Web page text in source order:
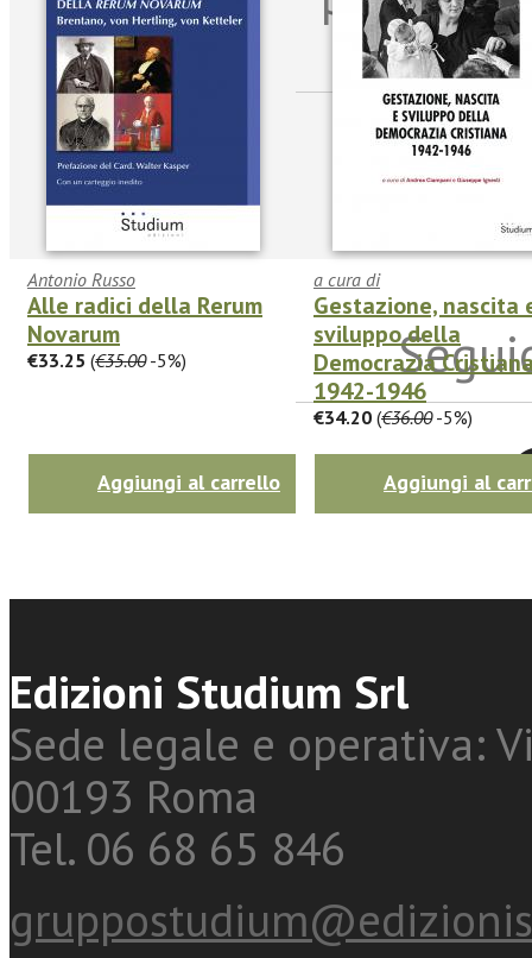
Antonio Russo
Alle radici della Rerum
Novarum
€33.25 (€35.00-5%)
Aggiungi al carrello
a cura di
Gestazione, nascita
sviluppo della
Democrazia
1942-1946
€34.20 (€36.00-5%)
Aggiungi al
sulle
Twitter
Edizioni Studium Srl
Sede legale e operativa:
00193 Roma
Tel. 06 68 65 846